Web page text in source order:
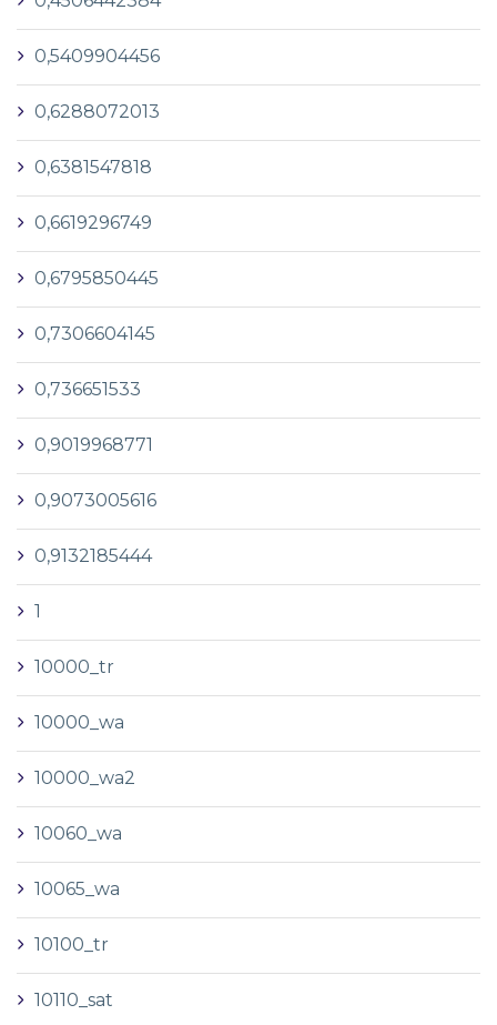
0,5409904456
0,6288072013
0,6381547818
0,6619296749
0,6795850445
0,7306604145
0,736651533
0,9019968771
0,9073005616
0,9132185444
1
10000_tr
10000_wa
10000_wa2
10060_wa
10065_wa
10100_tr
10110_sat